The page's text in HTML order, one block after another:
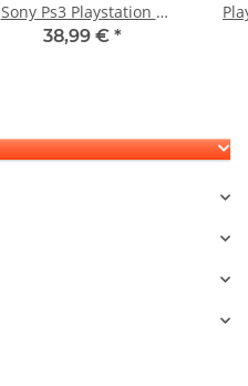
Sony Ps3 Playstation 3
Slim CECH 3004A38,99 € *